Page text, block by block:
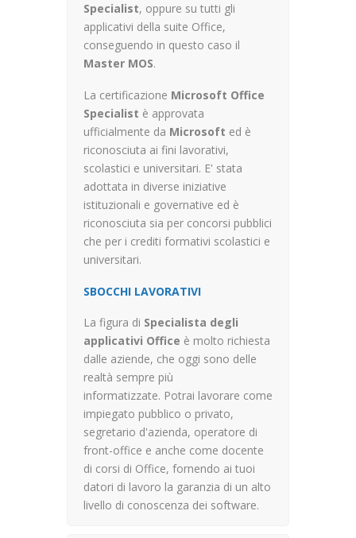
Specialist, oppure su tutti gli
applicativi della suite Office,
conseguendo in questo caso il
Master MOS.
La certificazione Microsoft Office
Specialist è approvata
ufficialmente da Microsoft ed è
riconosciuta ai fini lavorativi,
scolastici e universitari. E' stata
adottata in diverse iniziative
istituzionali e governative ed è
riconosciuta sia per concorsi pubblici
che per i crediti formativi scolastici e
universitari.
SBOCCHI LAVORATIVI
La figura di Specialista degli
applicativi Office è molto richiesta
dalle aziende, che oggi sono delle
realtà sempre più
informatizzate. Potrai lavorare come
impiegato pubblico o privato,
segretario d'azienda, operatore di
front-office e anche come docente
di corsi di Office, fornendo ai tuoi
datori di lavoro la garanzia di un alto
livello di conoscenza dei software.